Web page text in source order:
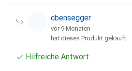
cbensegger
vor 9 Monaten
hat dieses Produkt gekauft
Hilfreiche Antwort